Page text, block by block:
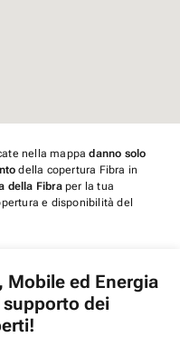
nella mappadanno solo
della copertura Fibra in
della Fibraper la tua
e disponibilità del
ed Energia
dei